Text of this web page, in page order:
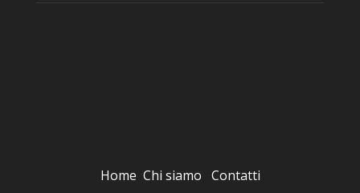
Home Chi siamo Contatti